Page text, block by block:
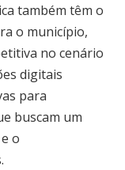
também têm o
o município,
no cenário
digitais
para
buscam um
o